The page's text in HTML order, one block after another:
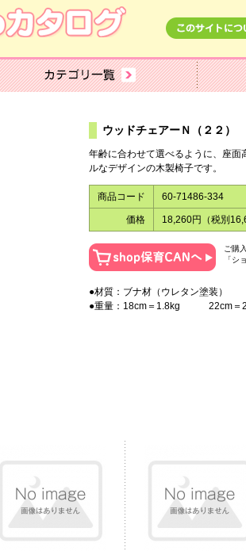
ウッドチェアーＮ（２２）
年齢に合わせて選べるように、座
ルなデザインの木製椅子です。
商品コード 60-71486-334
価格 18,260円（税別
ご購
「シ
●材質：ブナ材（ウレタン塗装）
●重量：18cm＝1.8kg